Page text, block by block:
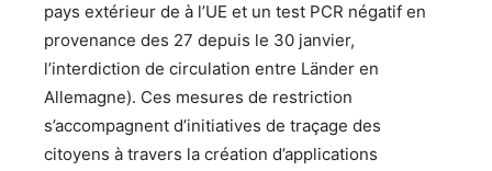
pays extérieur de à l’UE et un test PCR négatif en
provenance des 27 depuis le 30 janvier,
l’interdiction de circulation entre Länder en
Allemagne). Ces mesures de restriction
s’accompagnent d’initiatives de traçage des
citoyens à travers la création d’applications